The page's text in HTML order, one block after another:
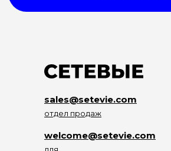
отдел продаж
sales@setevie.com
welcome@setevie.com